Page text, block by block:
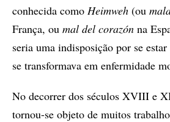
conhecida como Heimweh (ou
França, ou mal del corazón na
seria uma indisposição por se
se transformava em enfermidade
No decorrer dos séculos XVIII e
tornou-se objeto de muitos